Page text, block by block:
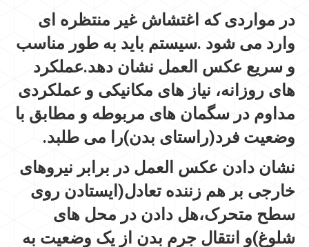
در مواردی که اغتشاش غیر منتظره ای
وارد می شود .سیستم باید به طور مناسب
و سریع عکس العمل نشان دهد.عملکرد
های روزانه، نیاز های مکانیکی و عملکردی
مداوم در سگمان های مربوطه و مطابق با
وضعیت فرد(راستای بدن)را می طلبد.
نشان دادن عکس العمل در برابر نیروهای
خارجی بر هم زننده تعادل(ایستادن روی
سطح متحرک،هل دادن در محل های
شلوغ)و انتقال جرم بدن از یک وضعیت به